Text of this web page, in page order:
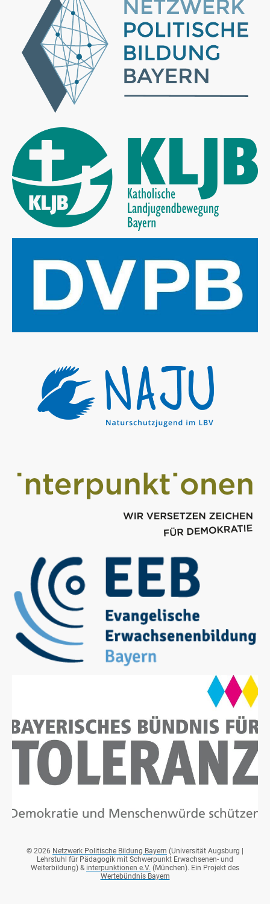
© 2026 Netzwerk Politische Bildung Bayern (Universität Augsburg |
Lehrstuhl für Pädagogik mit Schwerpunkt Erwachsenen- und
Weiterbildung) & interpunktionen e.V. (München). Ein Projekt des
Wertebündnis Bayern